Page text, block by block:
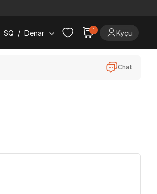
SQ / Denar 1 Kyçu
Chat